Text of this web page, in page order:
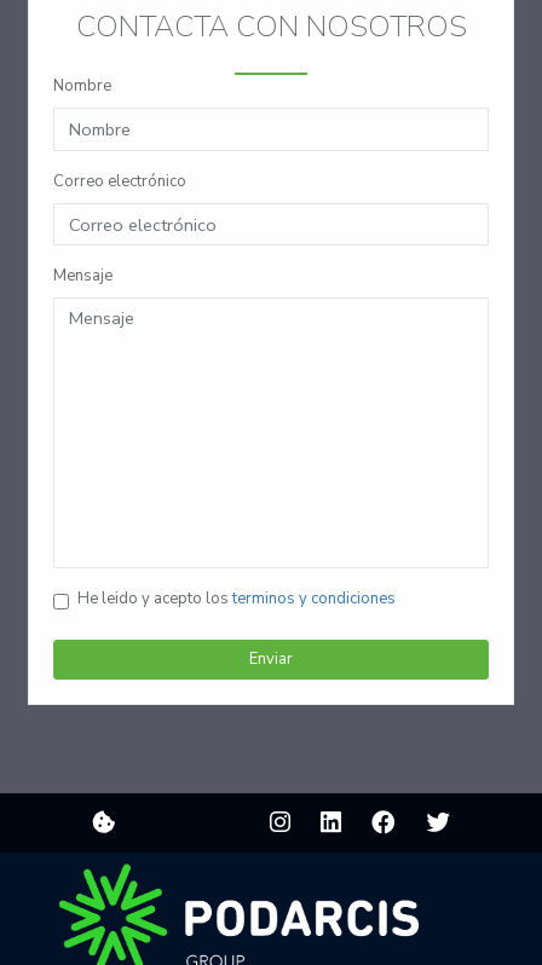
CONTACTA CON NOSOTROS
Nombre
Correo electrónico
Mensaje
He leido y acepto losterminos y condiciones
Enviar